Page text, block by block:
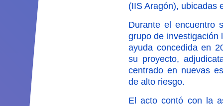
(IIS Aragón), ubicadas
Durante el encuentro
grupo de
ayuda concedida en
su proyecto,
centrado en nuevas
de alto riesgo.
El acto contó con la